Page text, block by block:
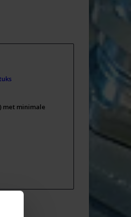
met minimale